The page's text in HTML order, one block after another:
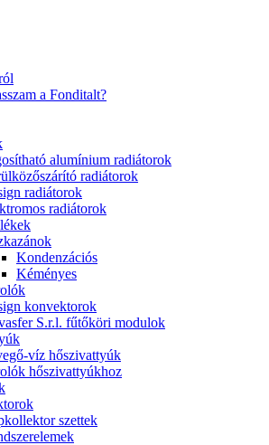
a Fonditalt?
alumínium radiátorok
radiátorok
radiátorok
radiátorok
Kondenzációs
Kéményes
konvektorok
S.r.l. fűtőköri modulok
víz hőszivattyúk
hőszivattyúkhoz
szettek